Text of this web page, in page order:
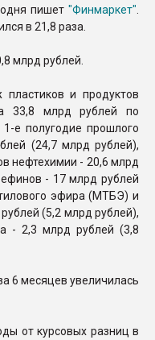
пишет "Финмаркет"
в 21,8 раза.
млрд рублей.
и продуктов
33,8 млрд рублей по
е полугодие прошлого
(24,7 млрд рублей),
нефтехимии - 20,6 млрд
- 17 млрд рублей
эфира (МТБЭ) и
(5,2 млрд рублей),
- 2,3 млрд рублей (3,8
6 месяцев увеличилась
от курсовых разниц в